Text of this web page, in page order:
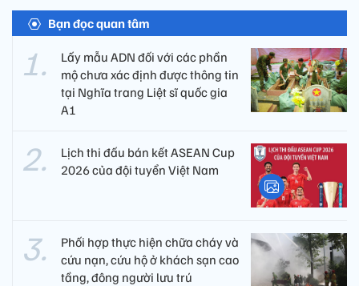
Bạn đọc quan tâm
Lấy mẫu ADN đối với các phần
mộ chưa xác định được thông tin
tại Nghĩa trang Liệt sĩ quốc gia
A1
Lịch thi đấu bán kết ASEAN Cup
2026 của đội tuyển Việt Nam
Phối hợp thực hiện chữa cháy và
cứu nạn, cứu hộ ở khách sạn cao
tầng, đông người lưu trú